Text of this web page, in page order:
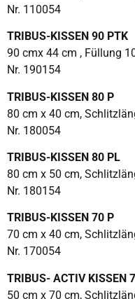
Nr. 110054
TRIBUS-KISSEN 90 PTK
90 cmx 44 cm ,
Nr. 190154
TRIBUS-KISSEN 80 P
80 cm x 40 cm,
Nr. 180054
TRIBUS-KISSEN 80 PL
80 cm x 50 cm,
Nr. 180154
TRIBUS-KISSEN 70 P
70 cm x 40 cm,
Nr. 170054
TRIBUS- ACTIV KISSEN
50 cm x 70 cm,